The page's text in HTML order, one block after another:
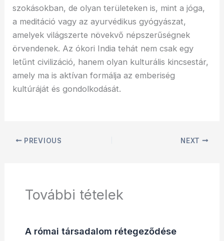
szokásokban, de olyan területeken is, mint a jóga,
a meditáció vagy az ayurvédikus gyógyászat,
amelyek világszerte növekvő népszerűségnek
örvendenek. Az ókori India tehát nem csak egy
letűnt civilizáció, hanem olyan kulturális kincsestár,
amely ma is aktívan formálja az emberiség
kultúráját és gondolkodását.
PREVIOUS NEXT
További tételek
A római társadalom rétegeződése